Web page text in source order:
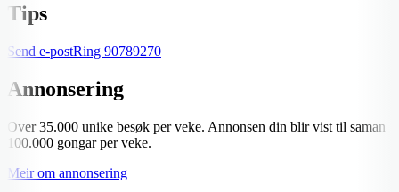
Tips
Send e-postRing 90789270
Annonsering
Over 35.000 unike besøk per veke. Annonsen din blir vist til saman
100.000 gongar per veke.
Meir om annonsering